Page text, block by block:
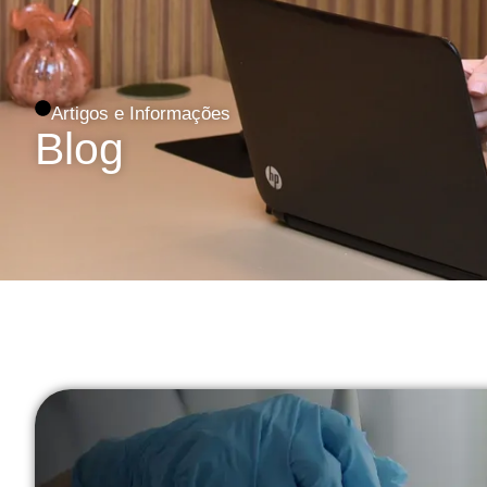
Artigos e Informações
Blog